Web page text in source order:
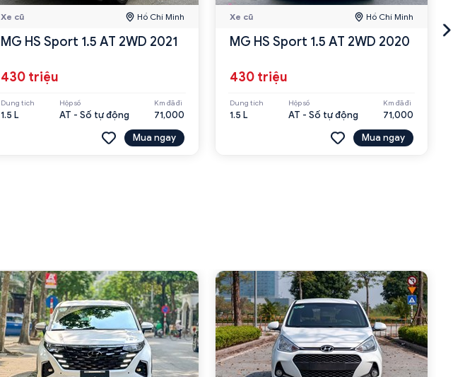
Xe cũ Hồ Chí Minh
MG HS Sport 1.5 AT 2WD 2021
430 triệu
Dung tích
1.5 L
Hộp số
AT - Số tự động
Km đã đi
71,000
Mua ngay
Xe cũ Hồ Chí Minh
MG HS Sport 1.5 AT 2WD 2020
430 triệu
Dung tích
1.5 L
Hộp số
AT - Số tự động
Km đã đi
71,000
Mua ngay